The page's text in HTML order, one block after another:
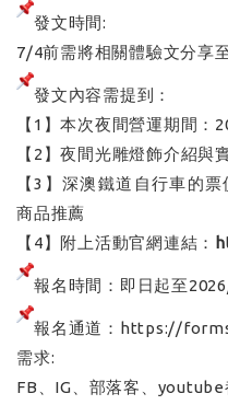
發文時間:
7/4前需將相關體驗文分享
發文內容需提到：
【1】本次夜間營運期間：
【2】夜間光雕燈飾介紹與
【3】深澳鐵道自行車的
商品推薦
【4】附上活動官網連結：
報名時間：即日起至
報名通道： https://
需求:
FB、IG、部落客、youtube